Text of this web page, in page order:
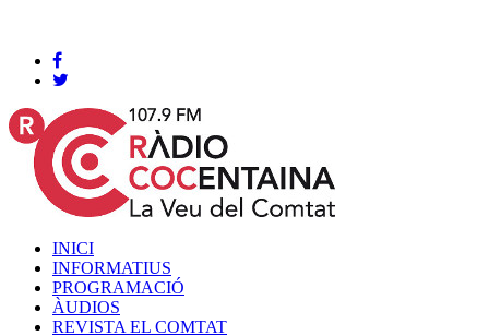
INICI
INFORMATIUS
PROGRAMACIÓ
ÀUDIOS
REVISTA EL COMTAT